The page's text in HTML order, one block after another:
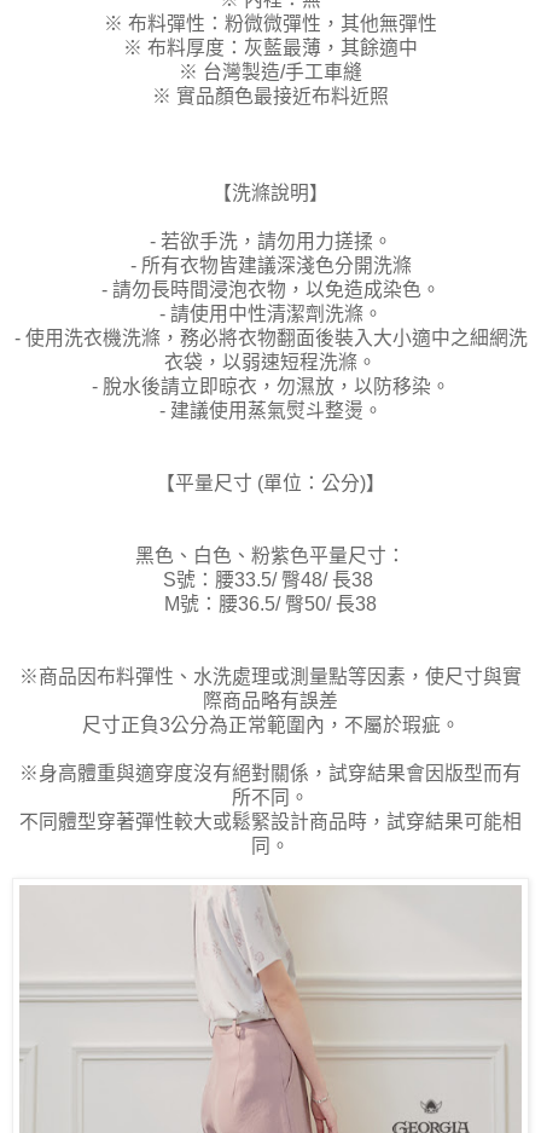
※ 布料彈性：粉微微彈性，其他無彈性
※ 布料厚度：灰藍最薄，其餘適中
※ 台灣製造/手工車縫
※ 實品顏色最接近布料近照
【洗滌說明】
- 若欲手洗，請勿用力搓揉。
- 所有衣物皆建議深淺色分開洗滌
- 請勿長時間浸泡衣物，以免造成染色。
- 請使用中性清潔劑洗滌。
- 使用洗衣機洗滌，務必將衣物翻面後裝入大小適中之細網洗
衣袋，以弱速短程洗滌。
- 脫水後請立即晾衣，勿濕放，以防移染。
- 建議使用蒸氣熨斗整燙。
【平量尺寸 (單位：公分)】
黑色、白色、粉紫色平量尺寸：
S號：腰33.5/ 臀48/ 長38
M號：腰36.5/ 臀50/ 長38
※商品因布料彈性、水洗處理或測量點等因素，使尺寸與實
際商品略有誤差
尺寸正負3公分為正常範圍內，不屬於瑕疵。
※身高體重與適穿度沒有絕對關係，試穿結果會因版型而有
所不同。
不同體型穿著彈性較大或鬆緊設計商品時，試穿結果可能相
同。